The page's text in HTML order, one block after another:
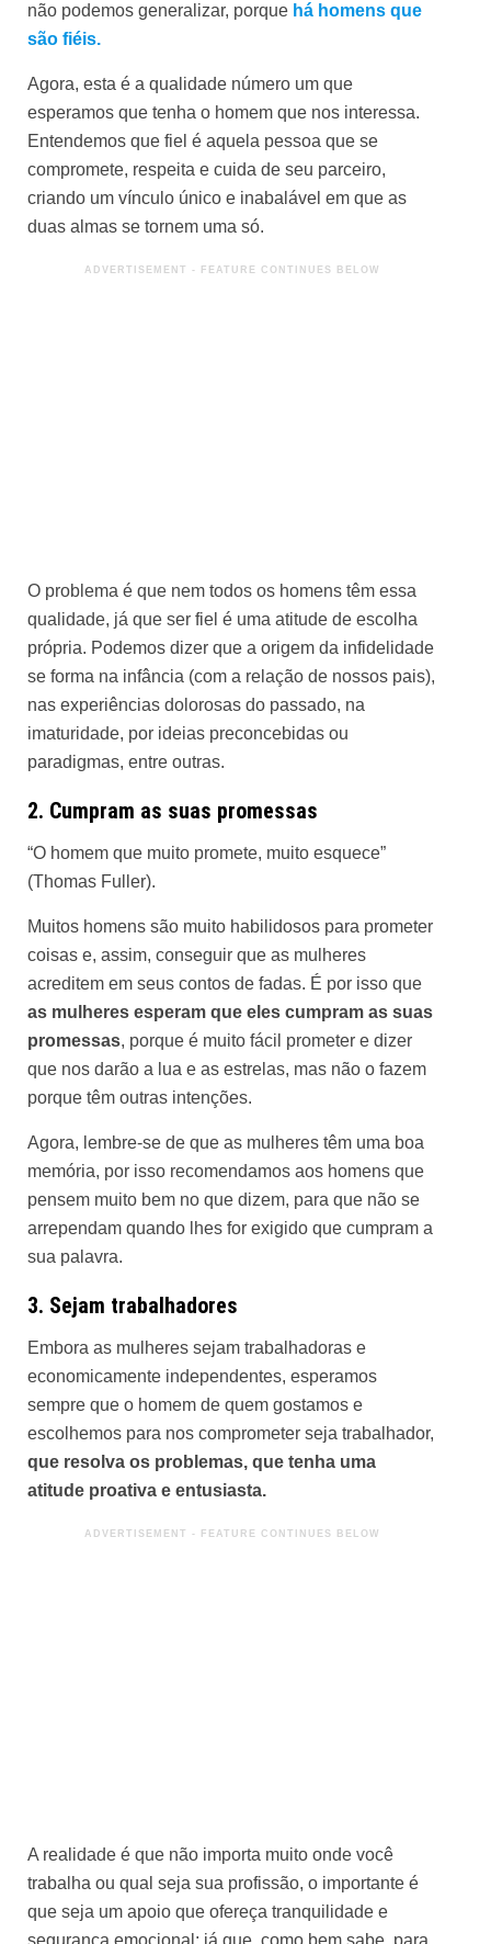
não podemos generalizar, porque há homens que
são fiéis.
Agora, esta é a qualidade número um que
esperamos que tenha o homem que nos interessa.
Entendemos que fiel é aquela pessoa que se
compromete, respeita e cuida de seu parceiro,
criando um vínculo único e inabalável em que as
duas almas se tornem uma só.
O problema é que nem todos os homens têm essa
qualidade, já que ser fiel é uma atitude de escolha
própria. Podemos dizer que a origem da infidelidade
se forma na infância (com a relação de nossos pais),
nas experiências dolorosas do passado, na
imaturidade, por ideias preconcebidas ou
paradigmas, entre outras.
2. Cumpram as suas promessas
“O homem que muito promete, muito esquece”
(Thomas Fuller).
Muitos homens são muito habilidosos para prometer
coisas e, assim, conseguir que as mulheres
acreditem em seus contos de fadas. É por isso que
as mulheres esperam que eles cumpram as suas
promessas, porque é muito fácil prometer e dizer
que nos darão a lua e as estrelas, mas não o fazem
porque têm outras intenções.
Agora, lembre-se de que as mulheres têm uma boa
memória, por isso recomendamos aos homens que
pensem muito bem no que dizem, para que não se
arrependam quando lhes for exigido que cumpram a
sua palavra.
3. Sejam trabalhadores
Embora as mulheres sejam trabalhadoras e
economicamente independentes, esperamos
sempre que o homem de quem gostamos e
escolhemos para nos comprometer seja trabalhador,
que resolva os problemas, que tenha uma
atitude proativa e entusiasta.
A realidade é que não importa muito onde você
trabalha ou qual seja sua profissão, o importante é
que seja um apoio que ofereça tranquilidade e
segurança emocional; já que, como bem sabe, para